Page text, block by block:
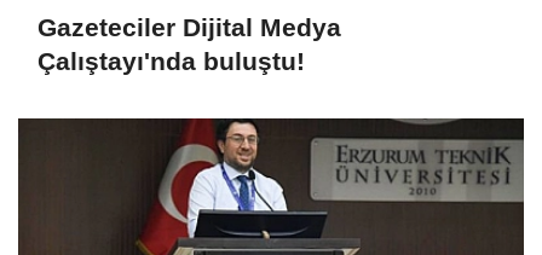
Gazeteciler Dijital Medya
Çalıştayı'nda buluştu!